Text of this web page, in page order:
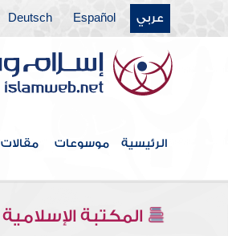
عربي Español
Deutsch
الرئيسية موسوعات مقالات
المكتبة الإسلامية
فهرس الكتاب
خطبة الكتاب
كتاب الإيمان